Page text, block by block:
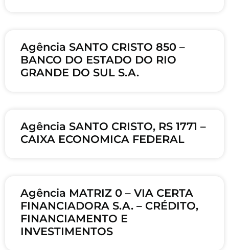
Agência SANTO CRISTO 850 –
BANCO DO ESTADO DO RIO
GRANDE DO SUL S.A.
Agência SANTO CRISTO, RS 1771 –
CAIXA ECONOMICA FEDERAL
Agência MATRIZ 0 – VIA CERTA
FINANCIADORA S.A. – CRÉDITO,
FINANCIAMENTO E
INVESTIMENTOS